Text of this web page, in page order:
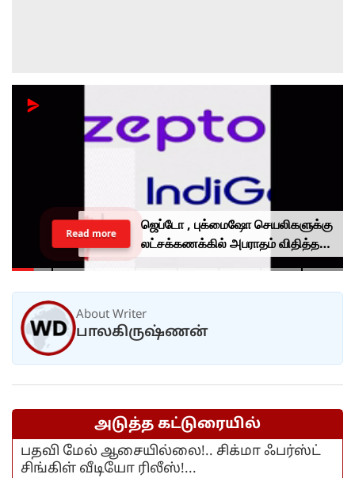
ஜெப்டோ , புக்மைஷோ செயலிகளுக்கு
லட்சக்கணக்கில் அபராதம் விதித்த
மத்திய அரசு.. என்ன காரணம்?
Read more
About Writer
பாலகிருஷ்ணன்
அடுத்த கட்டுரையில்
பதவி மேல் ஆசையில்லை!.. சிக்மா ஃபர்ஸ்ட்
சிங்கிள் வீடியோ ரிலீஸ்!...